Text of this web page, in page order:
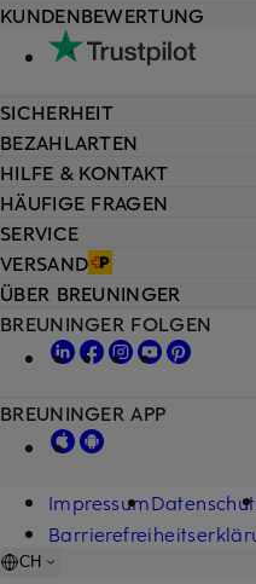
HILFE & KONTAKT
HÄUFIGE FRAGEN
SERVICE
VERSAND
KUNDENBEWERTUNG
SICHERHEIT
BEZAHLARTEN
ÜBER BREUNINGER
BREUNINGER FOLGEN
BREUNINGER APP
Impressum
CH